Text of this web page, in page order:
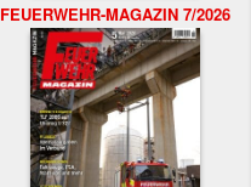
FEUERWEHR-MAGAZIN 7/2026